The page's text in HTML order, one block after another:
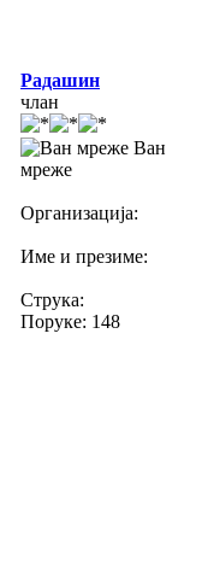
Радашин
члан
Ван
мреже
Организација:
Име и презиме:
Струка:
Поруке: 148